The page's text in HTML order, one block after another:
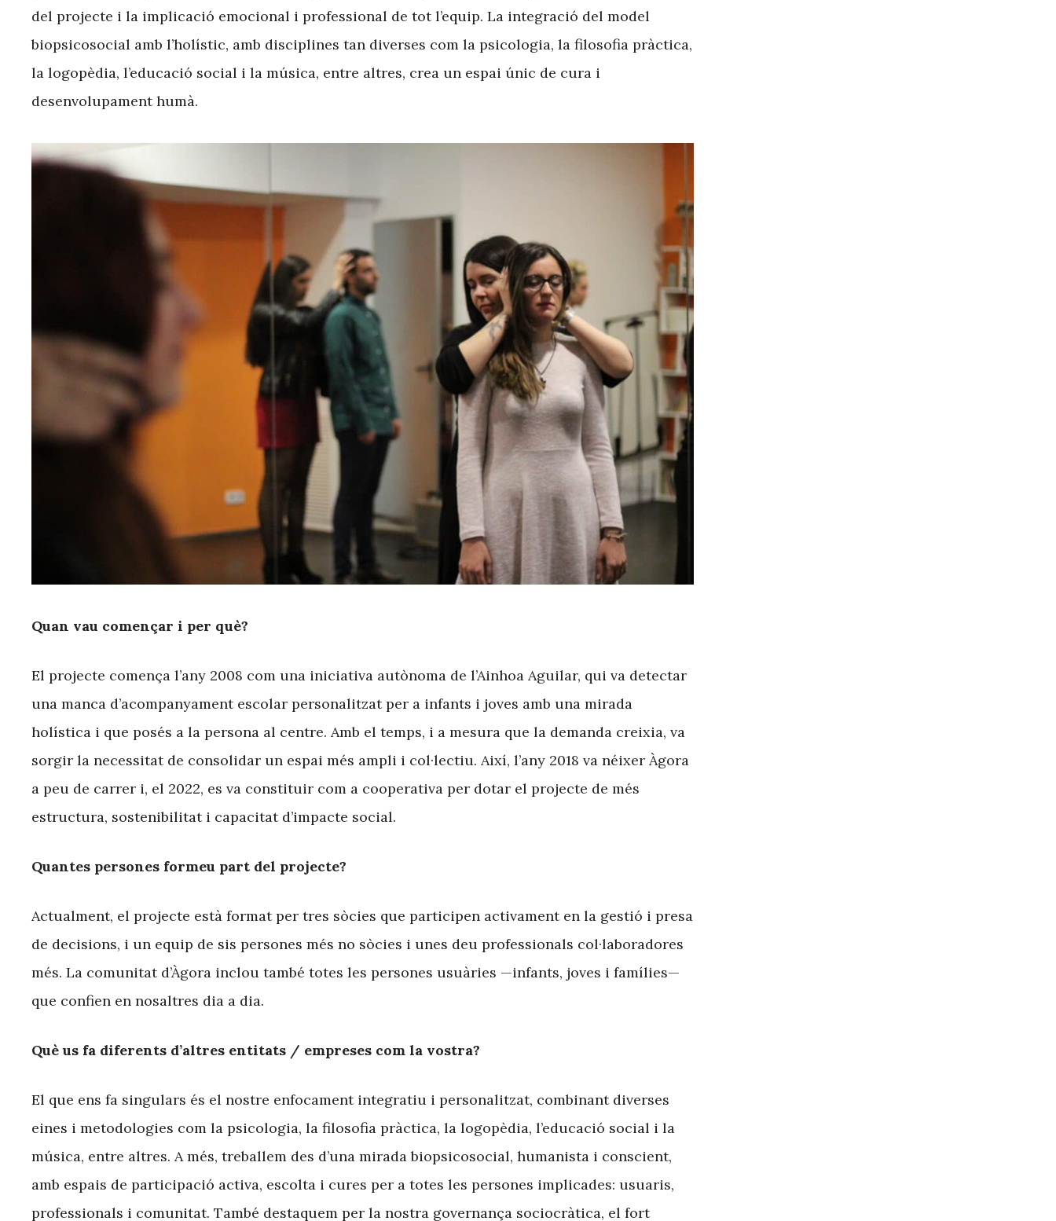
del projecte i la implicació emocional i professional de tot l’equip. La integració del model
biopsicosocial amb l’holístic, amb disciplines tan diverses com la psicologia, la filosofia pràctica,
la logopèdia, l’educació social i la música, entre altres, crea un espai únic de cura i
desenvolupament humà.
Quan vau començar i per què?
El projecte comença l’any 2008 com una iniciativa autònoma de l’Ainhoa Aguilar, qui va detectar
una manca d’acompanyament escolar personalitzat per a infants i joves amb una mirada
holística i que posés a la persona al centre. Amb el temps, i a mesura que la demanda creixia, va
sorgir la necessitat de consolidar un espai més ampli i col·lectiu. Així, l’any 2018 va néixer Àgora
a peu de carrer i, el 2022, es va constituir com a cooperativa per dotar el projecte de més
estructura, sostenibilitat i capacitat d’impacte social.
Quantes persones formeu part del projecte?
Actualment, el projecte està format per tres sòcies que participen activament en la gestió i presa
de decisions, i un equip de sis persones més no sòcies i unes deu professionals col·laboradores
més. La comunitat d’Àgora inclou també totes les persones usuàries —infants, joves i famílies—
que confien en nosaltres dia a dia.
Què us fa diferents d’altres entitats / empreses com la vostra?
El que ens fa singulars és el nostre enfocament integratiu i personalitzat, combinant diverses
eines i metodologies com la psicologia, la filosofia pràctica, la logopèdia, l’educació social i la
música, entre altres. A més, treballem des d’una mirada biopsicosocial, humanista i conscient,
amb espais de participació activa, escolta i cures per a totes les persones implicades: usuaris,
professionals i comunitat. També destaquem per la nostra governança sociocràtica, el fort